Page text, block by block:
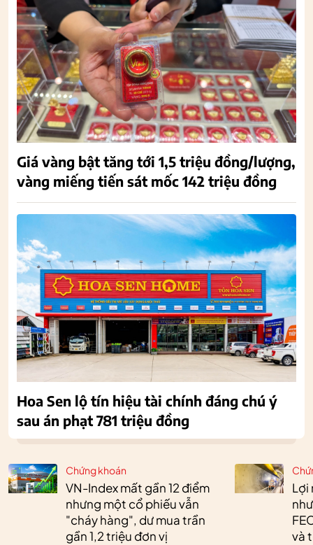
Chứng khoán
VN-Index mất gần 12 điểm
nhưng một cổ phiếu vẫn
"cháy hàng", dư mua trần
gần 1,2 triệu đơn vị
Lợi
và
Giá vàng bật tăng tới 1,5 triệu đồng/lượng,
vàng miếng tiến sát mốc 142 triệu đồng
Hoa Sen lộ tín hiệu tài chính đáng chú ý
sau án phạt 781 triệu đồng